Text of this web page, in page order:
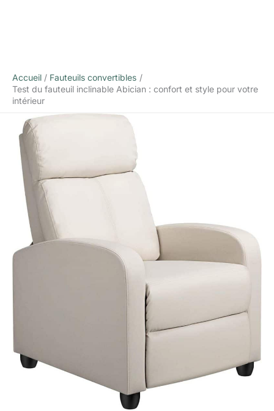
Accueil
Fauteuils convertibles
Test du fauteuil inclinable Abician : confort et style pour votre
intérieur